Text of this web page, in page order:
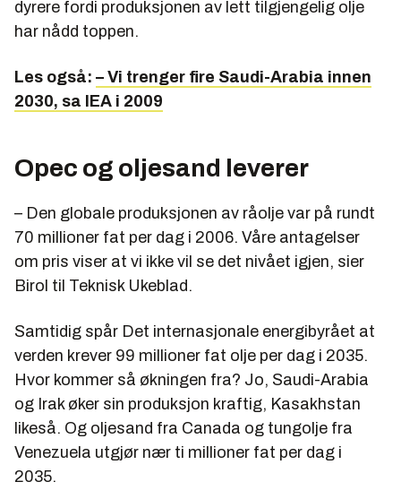
dyrere fordi produksjonen av lett tilgjengelig olje
har nådd toppen.
Les også: – Vi trenger fire Saudi-Arabia innen
2030, sa IEA i 2009
Opec og oljesand leverer
– Den globale produksjonen av råolje var på rundt
70 millioner fat per dag i 2006. Våre antagelser
om pris viser at vi ikke vil se det nivået igjen, sier
Birol til Teknisk Ukeblad.
Samtidig spår Det internasjonale energibyrået at
verden krever 99 millioner fat olje per dag i 2035.
Hvor kommer så økningen fra? Jo, Saudi-Arabia
og Irak øker sin produksjon kraftig, Kasakhstan
likeså. Og oljesand fra Canada og tungolje fra
Venezuela utgjør nær ti millioner fat per dag i
2035.